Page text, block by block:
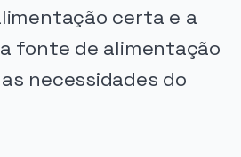
certa e a
fonte de alimentação
necessidades do